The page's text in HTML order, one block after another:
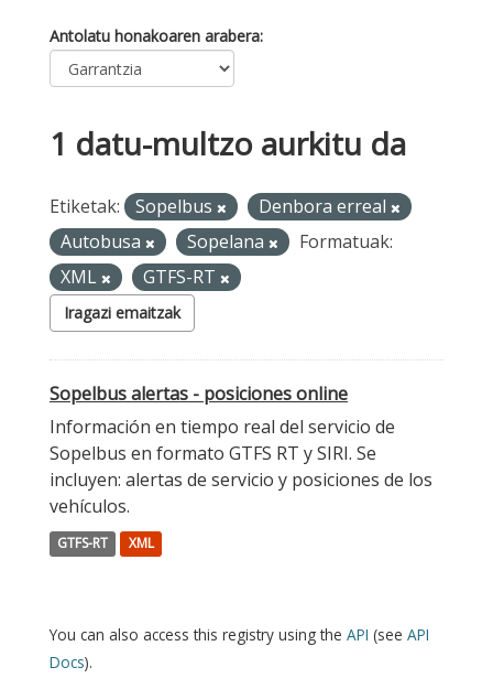
Antolatu honakoaren arabera
1 datu-multzo aurkitu da
Etiketak: Sopelbus
Denbora erreal
Autobusa
Sopelana
Formatuak:
XML
GTFS-RT
Iragazi emaitzak
Sopelbus alertas - posiciones online
Información en tiempo real del servicio de
Sopelbus en formato GTFS RT y SIRI. Se
incluyen: alertas de servicio y posiciones de los
vehículos.
GTFS-RT XML
You can also access this registry using the API (see API
Docs).